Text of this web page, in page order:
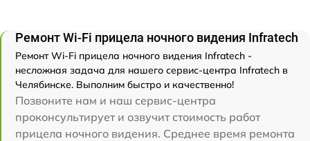
Ремонт Wi-Fi прицела ночного видения Infratech
Ремонт Wi-Fi прицела ночного видения Infratech -
несложная задача для нашего сервис-центра Infratech в
Челябинске. Выполним быстро и качественно!
Позвоните нам и наш сервис-центра
проконсультирует и озвучит стоимость работ
прицела ночного видения. Среднее время ремонта